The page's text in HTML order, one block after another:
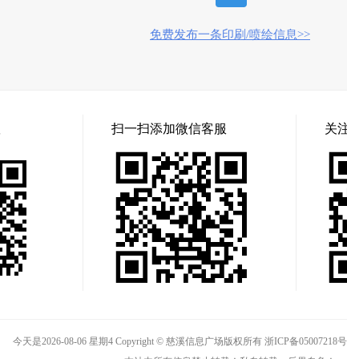
免费发布一条印刷/喷绘信息>>
扫一扫添加微信客服 关
今天是2026-08-06 星期4 Copyright © 慈溪信息广场版权所有 浙ICP备05007218